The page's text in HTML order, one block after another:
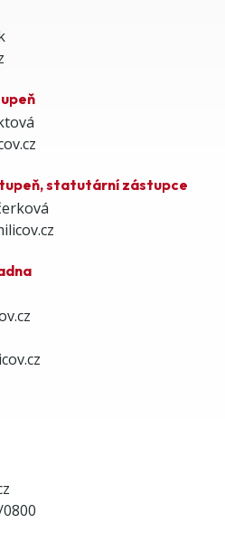
statutární zástupce